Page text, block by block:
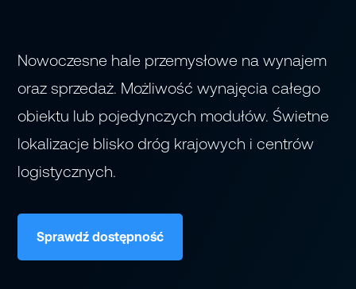
Nowoczesne hale przemysłowe na wynajem
oraz sprzedaż. Możliwość wynajęcia całego
obiektu lub pojedynczych modułów. Świetne
lokalizacje blisko dróg krajowych i centrów
logistycznych.
Sprawdź dostępność